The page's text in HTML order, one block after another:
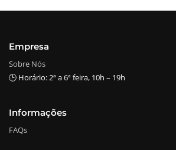
Empresa
Sobre Nós
🕒 Horário: 2ª a 6ª feira, 10h – 19h
Informações
FAQs